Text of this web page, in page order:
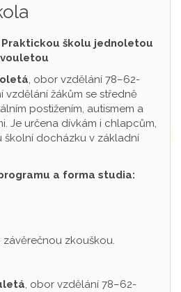
školu jednoletou
, obor vzdělání 78–62-
vzdělání žákům se středně
postižením, autismem a
Je určena dívkám i chlapcům,
školní docházku v základní
a forma studia:
zkouškou.
, obor vzdělání 78–62-